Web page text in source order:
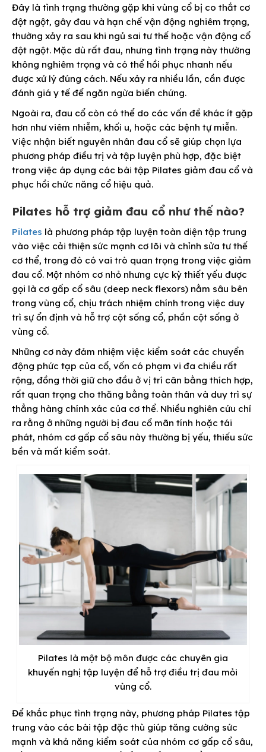
Đây là tình trạng thường gặp khi vùng cổ bị co thắt cơ
đột ngột, gây đau và hạn chế vận động nghiêm trọng,
thường xảy ra sau khi ngủ sai tư thế hoặc vận động cổ
đột ngột. Mặc dù rất đau, nhưng tình trạng này thường
không nghiêm trọng và có thể hồi phục nhanh nếu
được xử lý đúng cách. Nếu xảy ra nhiều lần, cần được
đánh giá y tế để ngăn ngừa biến chứng.
Ngoài ra, đau cổ còn có thể do các vấn đề khác ít gặp
hơn như viêm nhiễm, khối u, hoặc các bệnh tự miễn.
Việc nhận biết nguyên nhân đau cổ sẽ giúp chọn lựa
phương pháp điều trị và tập luyện phù hợp, đặc biệt
trong việc áp dụng các bài tập Pilates giảm đau cổ và
phục hồi chức năng cổ hiệu quả.
Pilates hỗ trợ giảm đau cổ như thế nào?
Pilates là phương pháp tập luyện toàn diện tập trung
vào việc cải thiện sức mạnh cơ lõi và chỉnh sửa tư thế
cơ thể, trong đó có vai trò quan trọng trong việc giảm
đau cổ. Một nhóm cơ nhỏ nhưng cực kỳ thiết yếu được
gọi là cơ gấp cổ sâu (deep neck flexors) nằm sâu bên
trong vùng cổ, chịu trách nhiệm chính trong việc duy
trì sự ổn định và hỗ trợ cột sống cổ, phần cột sống ở
vùng cổ.
Những cơ này đảm nhiệm việc kiểm soát các chuyển
động phức tạp của cổ, vốn có phạm vi đa chiều rất
rộng, đồng thời giữ cho đầu ở vị trí cân bằng thích hợp,
rất quan trọng cho thăng bằng toàn thân và duy trì sự
thẳng hàng chính xác của cơ thể. Nhiều nghiên cứu chỉ
ra rằng ở những người bị đau cổ mãn tính hoặc tái
phát, nhóm cơ gấp cổ sâu này thường bị yếu, thiếu sức
bền và mất kiểm soát.
Pilates là một bộ môn được các chuyên gia
khuyến nghị tập luyện để hỗ trợ điều trị đau mỏi
vùng cổ.
Để khắc phục tình trạng này, phương pháp Pilates tập
trung vào các bài tập đặc thù giúp tăng cường sức
mạnh và khả năng kiểm soát của nhóm cơ gấp cổ sâu,